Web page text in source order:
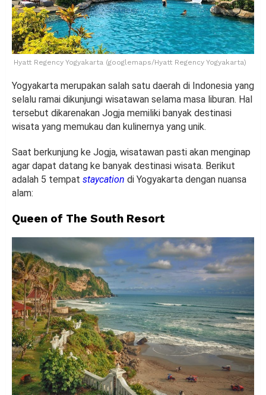
Hyatt Regency Yogyakarta (googlemaps/Hyatt Regency Yogyakarta)
Yogyakarta merupakan salah satu daerah di Indonesia yang
selalu ramai dikunjungi wisatawan selama masa liburan. Hal
tersebut dikarenakan Jogja memiliki banyak destinasi
wisata yang memukau dan kulinernya yang unik.
Saat berkunjung ke Jogja, wisatawan pasti akan menginap
agar dapat datang ke banyak destinasi wisata. Berikut
adalah 5 tempat staycation di Yogyakarta dengan nuansa
alam:
Queen of The South Resort